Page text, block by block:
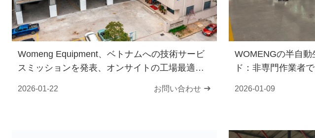
Womeng Equipment、ベトナムへの技術サービ
スミッションを発表、オンサイトの工場最適化
2026-01-22 お問い合わせ
WOMENGの半自
ド：非専門作業者
2026-01-09